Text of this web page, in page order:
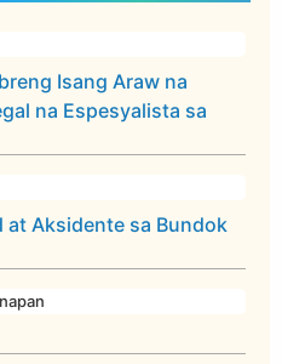
Isang Araw na
na Espesyalista sa
at Aksidente sa Bundok